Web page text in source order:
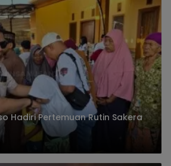
Hadiri Pertemuan Rutin Sakera